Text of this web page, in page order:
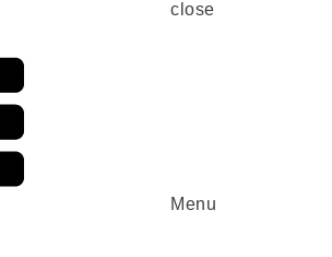
close
Menu